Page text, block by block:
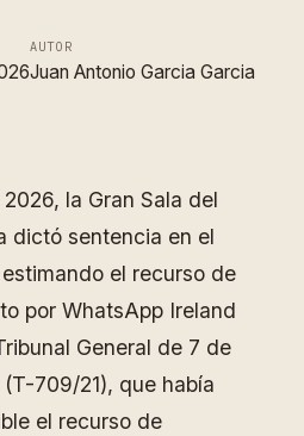
AUTOR
Juan Antonio Garcia Garcia
la Gran Sala del
dictó sentencia en el
el recurso de
por WhatsApp Ireland
General de 7 de
709/21), que había
el recurso de